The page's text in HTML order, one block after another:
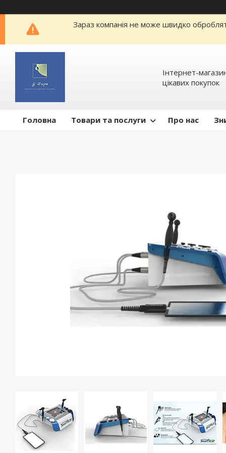
Зараз компанія не може швидко
Інтернет-
цікавих покупок
Головна Товари та послуги Про нас